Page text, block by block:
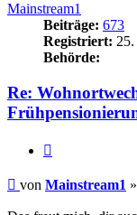
Mainstream1
Beiträge: 673
Registriert:
Behörde:
Re:
Beitrag
von Mainstream1 »